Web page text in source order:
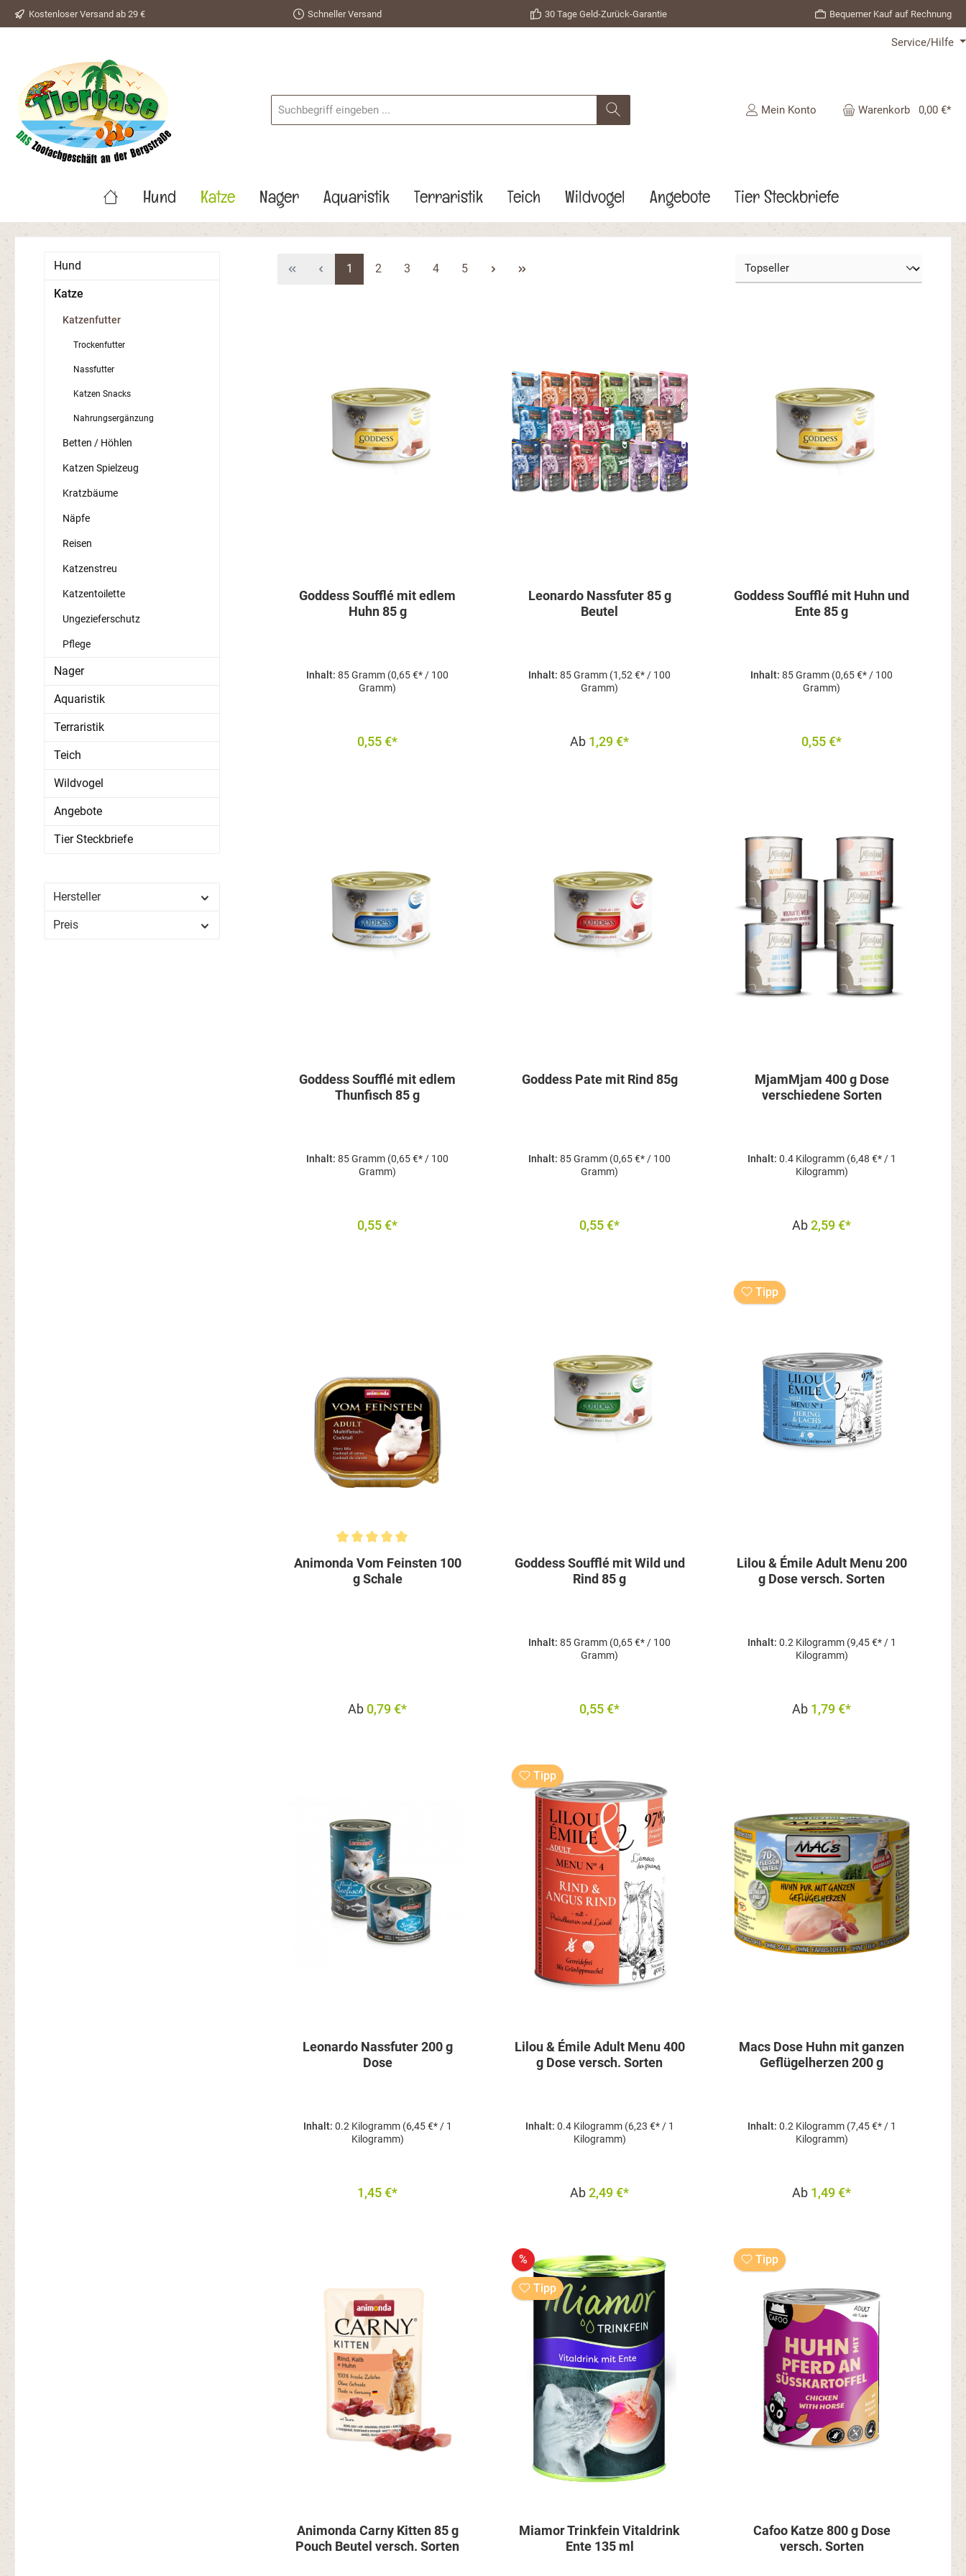
Zur Hauptnavigation springen
Kostenloser Versand ab 29 € Schneller Versand 30 Tage Geld-Zurück-Garantie Bequemer Kauf auf Rechnung
Service/Hilfe
Mein Konto Warenkorb 0,00 €*
Hund Katze Nager Aquaristik Terraristik Teich Wildvogel Angebote Tier Steckbriefe
Hund
Katze
Katzenfutter
Trockenfutter
Nassfutter
Katzen Snacks
Nahrungsergänzung
Betten / Höhlen
Katzen Spielzeug
Kratzbäume
Näpfe
Reisen
Katzenstreu
Katzentoilette
Ungezieferschutz
Pflege
Nager
Aquaristik
Terraristik
Teich
Wildvogel
Angebote
Tier Steckbriefe
Hersteller
Preis
1 2 3 4 5
Goddess Soufflé mit edlem
Huhn 85 g
Inhalt:85 Gramm (0,65 €* / 100
Gramm)
0,55 €*
Leonardo Nassfuter 85 g
Beutel
Inhalt:85 Gramm (1,52 €* / 100
Gramm)
Ab 1,29 €*
Goddess Soufflé mit Huhn und
Ente 85 g
Inhalt:85 Gramm (0,65 €* / 100
Gramm)
0,55 €*
Goddess Soufflé mit edlem
Thunfisch 85 g
Inhalt:85 Gramm (0,65 €* / 100
Gramm)
0,55 €*
Goddess Pate mit Rind 85g
Inhalt:85 Gramm (0,65 €* / 100
Gramm)
0,55 €*
MjamMjam 400 g Dose
verschiedene Sorten
Inhalt: 0.4 Kilogramm (6,48 €* / 1
Kilogramm)
Ab2,59 €*
Durchschnittliche Bewertung von 5 von 5 Sternen
Animonda Vom Feinsten 100
g Schale
Ab 0,79 €*
Goddess Soufflé mit Wild und
Rind 85 g
Inhalt:85 Gramm (0,65 €* / 100
Gramm)
0,55 €*
Tipp
Lilou & Émile Adult Menu 200
g Dose versch. Sorten
Inhalt: 0.2 Kilogramm (9,45 €* / 1
Kilogramm)
Ab 1,79 €*
Leonardo Nassfuter 200 g
Dose
Inhalt: 0.2 Kilogramm (6,45 €* / 1
Kilogramm)
1,45 €*
Tipp
Lilou & Émile Adult Menu 400
g Dose versch. Sorten
Inhalt: 0.4 Kilogramm (6,23 €* / 1
Kilogramm)
Ab2,49 €*
Macs Dose Huhn mit ganzen
Geflügelherzen 200 g
Inhalt: 0.2 Kilogramm (7,45 €* / 1
Kilogramm)
Ab 1,49 €*
Animonda Carny Kitten 85 g
Pouch Beutel versch. Sorten
%
Tipp
Miamor Trinkfein Vitaldrink
Ente 135 ml
Tipp
Cafoo Katze 800 g Dose
versch. Sorten